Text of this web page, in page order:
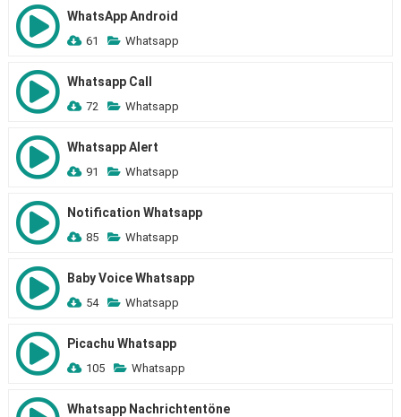
WhatsApp Android
61 Whatsapp
Whatsapp Call
72 Whatsapp
Whatsapp Alert
91 Whatsapp
Notification Whatsapp
85 Whatsapp
Baby Voice Whatsapp
54 Whatsapp
Picachu Whatsapp
105 Whatsapp
Whatsapp Nachrichtentöne